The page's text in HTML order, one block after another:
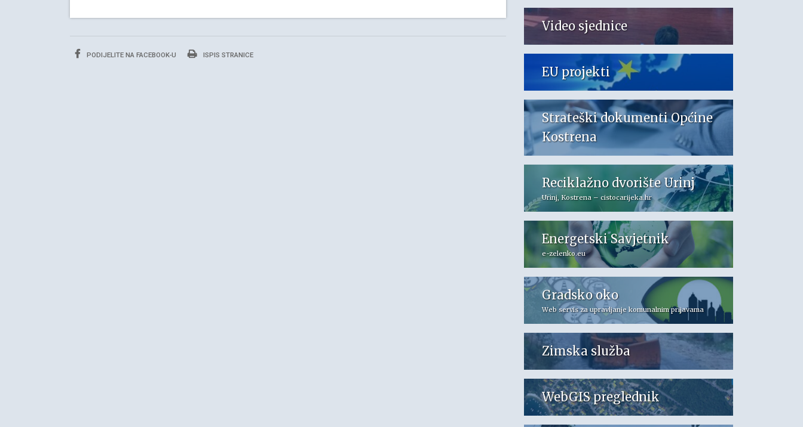
PODIJELITE NA FACEBOOK-U ISPIS STRANICE
Video sjednice
EU projekti
Strateški dokumenti Općine
Kostrena
Reciklažno dvorište Urinj
Urinj, Kostrena – cistocarijeka.hr
Energetski Savjetnik
e-zelenko.eu
Gradsko oko
Web servis za upravljanje komunalnim prijavama
Zimska služba
WebGIS preglednik